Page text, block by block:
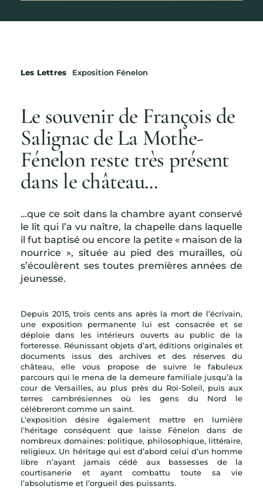
Les Lettres Exposition Fénelon
Le souvenir de François de
Salignac de La Mothe-
Fénelon reste très présent
dans le château...
…que ce soit dans la chambre ayant conservé
le lit qui l’a vu naître, la chapelle dans laquelle
il fut baptisé ou encore la petite « maison de la
nourrice », située au pied des murailles, où
s’écoulèrent ses toutes premières années de
jeunesse.
Depuis 2015, trois cents ans après la mort de l’écrivain,
une exposition permanente lui est consacrée et se
déploie dans les intérieurs ouverts au public de la
forteresse. Réunissant objets d’art, éditions originales et
documents issus des archives et des réserves du
château, elle vous propose de suivre le fabuleux
parcours qui le mena de la demeure familiale jusqu’à la
cour de Versailles, au plus près du Roi-Soleil, puis aux
terres cambrésiennes où les gens du Nord le
célébreront comme un saint.
L’exposition désire également mettre en lumière
l’héritage conséquent que laisse Fénelon dans de
nombreux domaines: politique, philosophique, littéraire,
religieux. Un héritage qui est d’abord celui d’un homme
libre n’ayant jamais cédé aux bassesses de la
courtisanerie et ayant combattu toute sa vie
l’absolutisme et l’orgueil des puissants.